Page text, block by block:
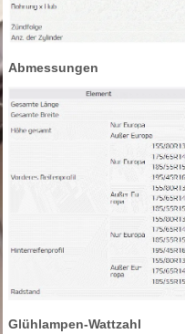
Abmessungen
Glühlampen-Wattzahl